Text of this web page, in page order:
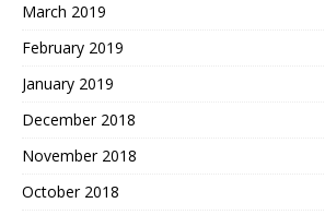
March 2019
February 2019
January 2019
December 2018
November 2018
October 2018